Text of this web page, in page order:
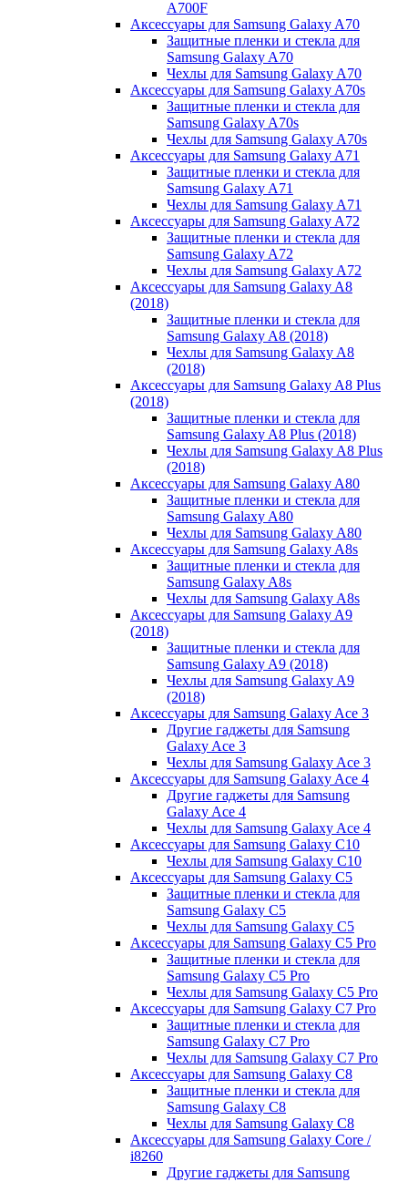
A700F
Аксессуары для Samsung Galaxy A70
Защитные пленки и стекла для
Samsung Galaxy A70
Чехлы для Samsung Galaxy A70
Аксессуары для Samsung Galaxy A70s
Защитные пленки и стекла для
Samsung Galaxy A70s
Чехлы для Samsung Galaxy A70s
Аксессуары для Samsung Galaxy A71
Защитные пленки и стекла для
Samsung Galaxy A71
Чехлы для Samsung Galaxy A71
Аксессуары для Samsung Galaxy A72
Защитные пленки и стекла для
Samsung Galaxy A72
Чехлы для Samsung Galaxy A72
Аксессуары для Samsung Galaxy A8
(2018)
Защитные пленки и стекла для
Samsung Galaxy A8 (2018)
Чехлы для Samsung Galaxy A8
(2018)
Аксессуары для Samsung Galaxy A8 Plus
(2018)
Защитные пленки и стекла для
Samsung Galaxy A8 Plus (2018)
Чехлы для Samsung Galaxy A8 Plus
(2018)
Аксессуары для Samsung Galaxy A80
Защитные пленки и стекла для
Samsung Galaxy A80
Чехлы для Samsung Galaxy A80
Аксессуары для Samsung Galaxy A8s
Защитные пленки и стекла для
Samsung Galaxy A8s
Чехлы для Samsung Galaxy A8s
Аксессуары для Samsung Galaxy A9
(2018)
Защитные пленки и стекла для
Samsung Galaxy A9 (2018)
Чехлы для Samsung Galaxy A9
(2018)
Аксессуары для Samsung Galaxy Ace 3
Другие гаджеты для Samsung
Galaxy Ace 3
Чехлы для Samsung Galaxy Ace 3
Аксессуары для Samsung Galaxy Ace 4
Другие гаджеты для Samsung
Galaxy Ace 4
Чехлы для Samsung Galaxy Ace 4
Аксессуары для Samsung Galaxy C10
Чехлы для Samsung Galaxy C10
Аксессуары для Samsung Galaxy C5
Защитные пленки и стекла для
Samsung Galaxy C5
Чехлы для Samsung Galaxy C5
Аксессуары для Samsung Galaxy C5 Pro
Защитные пленки и стекла для
Samsung Galaxy C5 Pro
Чехлы для Samsung Galaxy C5 Pro
Аксессуары для Samsung Galaxy C7 Pro
Защитные пленки и стекла для
Samsung Galaxy C7 Pro
Чехлы для Samsung Galaxy C7 Pro
Аксессуары для Samsung Galaxy C8
Защитные пленки и стекла для
Samsung Galaxy C8
Чехлы для Samsung Galaxy C8
Аксессуары для Samsung Galaxy Core /
i8260
Другие гаджеты для Samsung